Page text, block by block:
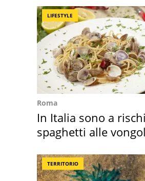
LIFESTYLE
Roma
In Italia sono a
spaghetti alle
TERRITORIO